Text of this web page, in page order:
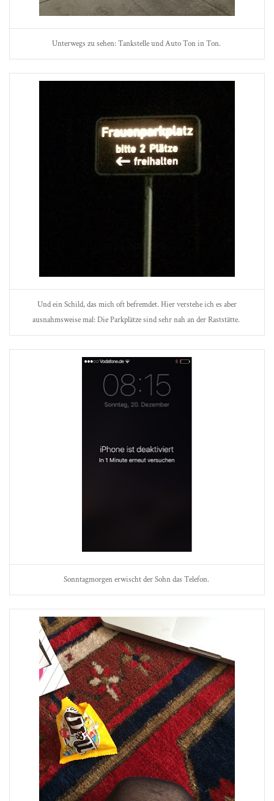
Unterwegs zu sehen: Tankstelle und Auto Ton in Ton.
Und ein Schild, das mich oft befremdet. Hier verstehe ich es aber
ausnahmsweise mal: Die Parkplätze sind sehr nah an der Raststätte.
Sonntagmorgen erwischt der Sohn das Telefon.